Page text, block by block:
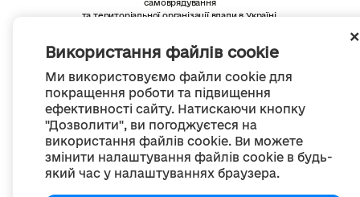
Використання файлів cookie
Ми використовуємо файли cookie для
покращення роботи та підвищення
ефективності сайту. Натискаючи кнопку
"Дозволити", ви погоджуєтеся на
використання файлів cookie. Ви можете
змінити налаштування файлів cookie в будь-
який час у налаштуваннях браузера.
самоврядування
та територіальної організації влади в Україні.
Creative Commons Attribution 4.0 International license,